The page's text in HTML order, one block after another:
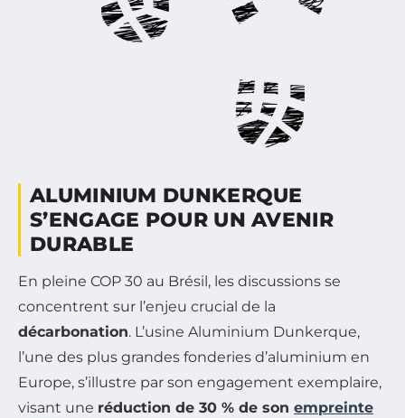
ALUMINIUM DUNKERQUE
S’ENGAGE POUR UN AVENIR
DURABLE
En pleine COP 30 au Brésil, les discussions se
concentrent sur l’enjeu crucial de la
décarbonation. L’usine Aluminium Dunkerque,
l’une des plus grandes fonderies d’aluminium en
Europe, s’illustre par son engagement exemplaire,
visant une réduction de 30 % de son empreinte